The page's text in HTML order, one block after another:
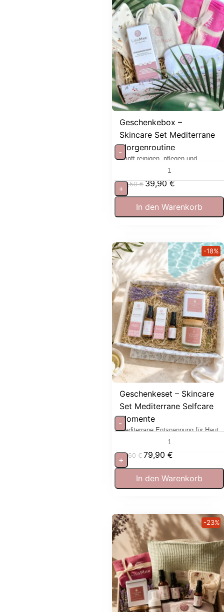
Geschenkebox –
Skincare Set Mediterrane
Morgenroutine
Sanft reinigen, pflegen und
53,50€ 39,90€
-
+
In den Warenkorb
Geschenkeset – Skincare
Set Mediterrane Selfcare
Momente
Mediterrane Entspannung für Haut
-18%
97,60€ 79,90€
-
+
In den Warenkorb
-23%